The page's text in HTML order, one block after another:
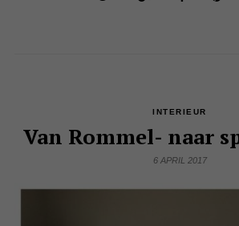
INTERIEUR
Van Rommel- naar
6 APRIL 2017